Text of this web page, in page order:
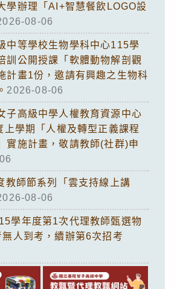
學辦理「AI+智慧餐飲LOGO設
08-06
中等學校生物學科中心115學
訓公開授課「軟體動物解剖觀
計畫1份，邀請有興趣之生物科
2026-08-06
子高級中學人權教育資源中心
上學期「人權及轉型正義課程
實施計畫，敬請教師(社群)申
教師節系列「雲支持線上講
08-06
學年度第1次代理教師甄選物
人到考，續辦第6次招考